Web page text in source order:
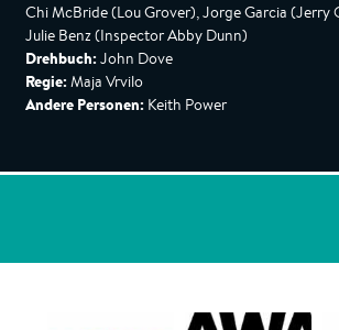
Chi McBride (Lou Grover), Jorge Garcia
Julie Benz (Inspector Abby Dunn)
Drehbuch: John Dove
Regie: Maja Vrvilo
Andere Personen: Keith Power